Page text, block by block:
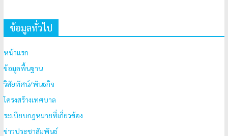
ข้อมูลทั่วไป
หน้าแรก
ข้อมูลพื้นฐาน
วิสัยทัศน์/พันธกิจ
โครงสร้างเทศบาล
ระเบียบกฎหมายที่เกี่ยวข้อง
ข่าวประชาสัมพันธ์